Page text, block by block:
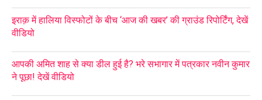
इराक़ में हालिया विस्फोटों के बीच ‘आज की खबर’ की ग्राउंड रिपोर्टिंग, देखें
वीडियो
आपकी अमित शाह से क्या डील हुई है? भरे सभागार में पत्रकार नवीन कुमार
ने पूछा! देखें वीडियो